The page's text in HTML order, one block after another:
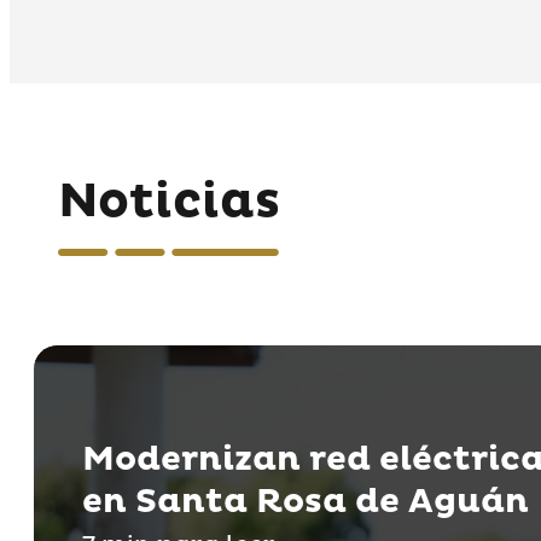
Noticias
Modernizan red
en Santa Rosa de Aguán